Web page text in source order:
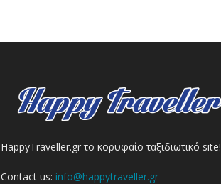
HappyTraveller.gr το κορυφαίο ταξιδιωτικό site!
Contact us: info@happytraveller.gr